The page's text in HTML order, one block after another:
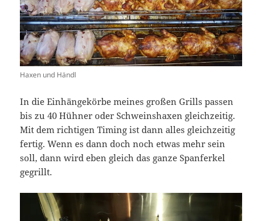
Haxen und Händl
In die Einhängekörbe meines großen Grills passen
bis zu 40 Hühner oder Schweinshaxen gleichzeitig.
Mit dem richtigen Timing ist dann alles gleichzeitig
fertig. Wenn es dann doch noch etwas mehr sein
soll, dann wird eben gleich das ganze Spanferkel
gegrillt.